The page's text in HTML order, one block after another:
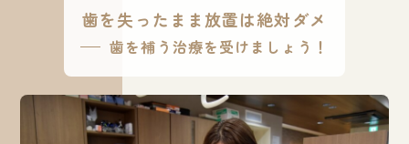
歯を失ったまま放置は絶対ダメ
歯を補う治療を受けましょう！